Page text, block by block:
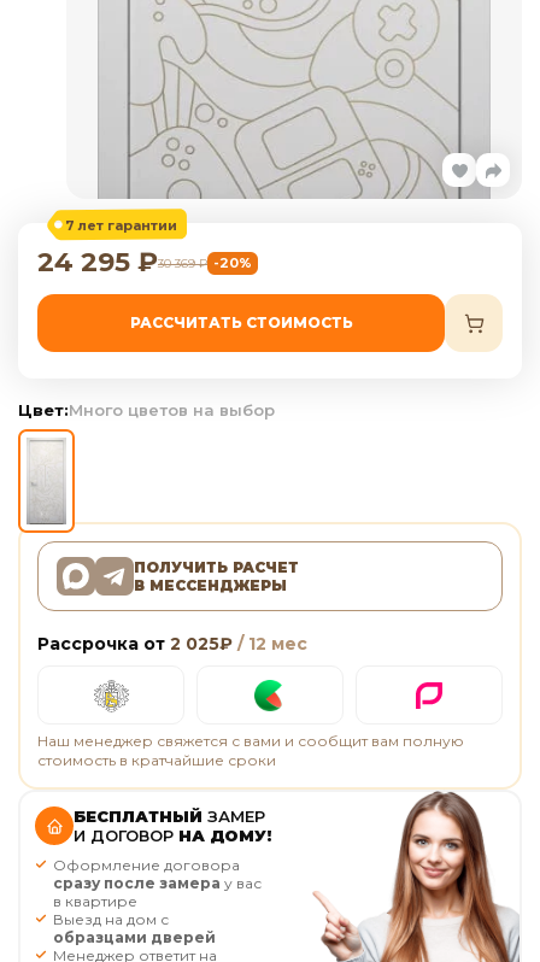
7 лет гарантии
24 295 ₽30 369₽ -20%
РАССЧИТАТЬ СТОИМОСТЬ
Цвет:Много цветов на выбор
ПОЛУЧИТЬ РАСЧЕТ
В МЕССЕНДЖЕРЫ
Рассрочка от 2 025₽ / 12 мес
Наш менеджер свяжется с вами и сообщит вам полную
стоимость в кратчайшие сроки
БЕСПЛАТНЫЙ ЗАМЕР
И ДОГОВОР НА ДОМУ!
Оформление договора
сразу после замера у вас
в квартире
Выезд на дом с
образцами дверей
Менеджер ответит на